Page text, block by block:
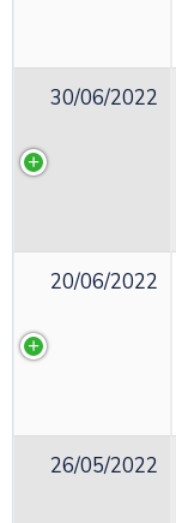
30/06/2022
20/06/2022
26/05/2022